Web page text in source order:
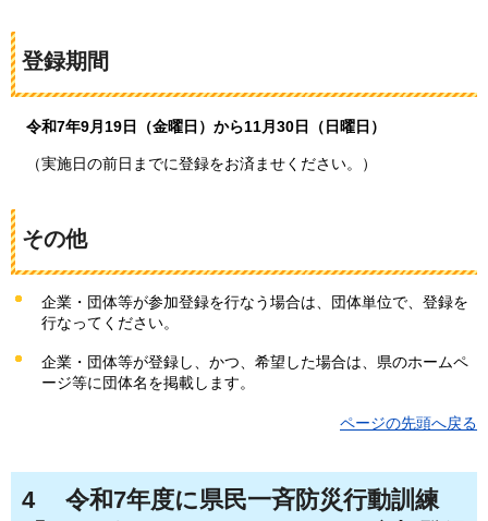
登録期間
令和7年9月19日（金曜日）から11月30日（日曜日）
（実施日の前日までに登録をお済ませください。）
その他
企業・団体等が参加登録を行なう場合は、団体単位で、登録を
行なってください。
企業・団体等が登録し、かつ、希望した場合は、県のホームペ
ージ等に団体名を掲載します。
ページの先頭へ戻る
4
令和7年度に県民一斉防災行動訓練